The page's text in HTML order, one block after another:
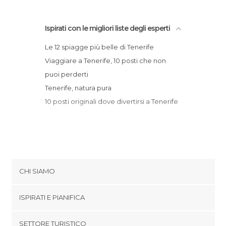
Mercatini a Tenerife
Ispirati con le migliori liste degli esperti
Le 12 spiagge più belle di Tenerife
Viaggiare a Tenerife, 10 posti che non
puoi perderti
Tenerife, natura pura
10 posti originali dove divertirsi a Tenerife
CHI SIAMO
ISPIRATI E PIANIFICA
SETTORE TURISTICO